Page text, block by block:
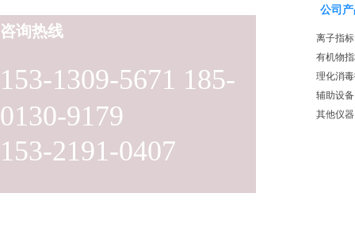
153-1309-5671 185-
0130-9179
153-2191-0407
咨询热线
公司
离子指标
有机物
理化消
辅助设备
其他仪器